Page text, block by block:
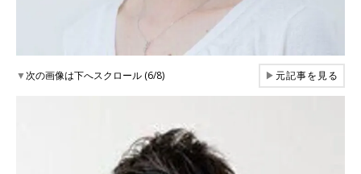
▼次の画像は下へスクロール (6/8) ▶元記事を見る